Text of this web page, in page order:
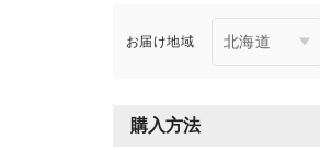
お届け地域
購入方法